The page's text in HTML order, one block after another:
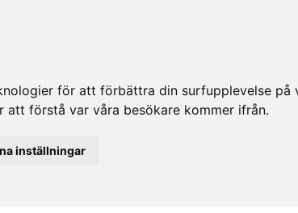
för att förbättra din surfupplevelse
förstå var våra besökare kommer ifrån.
inställningar